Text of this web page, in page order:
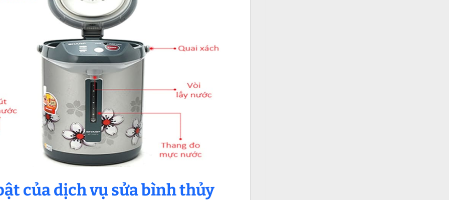
của dịch vụ sửa bình thủy